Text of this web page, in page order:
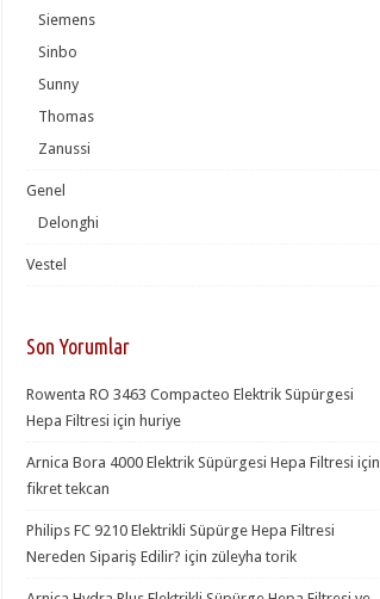
Siemens
Sinbo
Sunny
Thomas
Zanussi
Genel
Delonghi
Vestel
Son Yorumlar
Rowenta RO 3463 Compacteo Elektrik Süpürgesi
Hepa Filtresi için huriye
Arnica Bora 4000 Elektrik Süpürgesi Hepa Filtresi için
fikret tekcan
Philips FC 9210 Elektrikli Süpürge Hepa Filtresi
Nereden Sipariş Edilir? için züleyha torik